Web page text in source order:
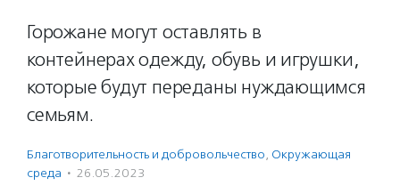
Горожане могут оставлять в
контейнерах одежду, обувь и игрушки,
которые будут переданы нуждающимся
семьям.
Благотвори­тель­ность и доброволь­чест­во, Окружающая
среда · 26.05.2023